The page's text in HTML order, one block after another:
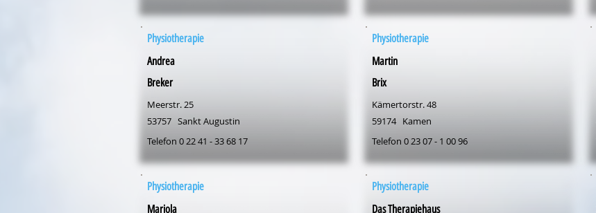
Physiotherapie
Andrea
Breker
Meerstr. 25
53757 Sankt Augustin
Telefon 0 22 41 - 33 68 17
Physiotherapie
Mariola
Physiotherapie
Martin
Brix
Kämertorstr. 48
59174 Kamen
Telefon 0 23 07 - 1 00 96
Physiotherapie
Das Therapiehaus